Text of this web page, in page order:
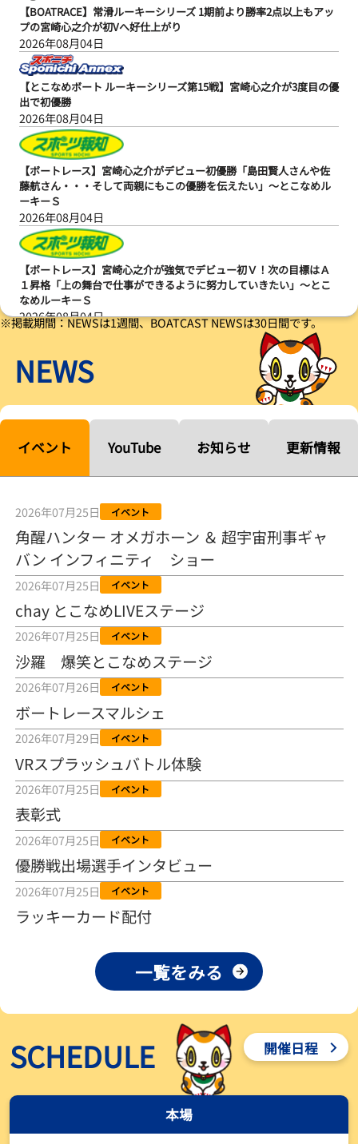
【BOATRACE】常滑ルーキーシリーズ 1期前より勝率2点以上もアッ
プの宮崎心之介が初Vへ好仕上がり
2026年08月04日
【とこなめボート ルーキーシリーズ第15戦】宮崎心之介が3度目の優
出で初優勝
2026年08月04日
【ボートレース】宮崎心之介がデビュー初優勝「島田賢人さんや佐
藤航さん・・・そして両親にもこの優勝を伝えたい」～とこなめル
ーキーＳ
2026年08月04日
【ボートレース】宮崎心之介が強気でデビュー初Ｖ！次の目標はＡ
１昇格「上の舞台で仕事ができるように努力していきたい」～とこ
なめルーキーＳ
2026年08月04日
【ルーキーシリーズ第15戦】塚越海斗「伸びを生かす方向で」4カド
から攻める／とこなめボートレース
【常滑ボート・ルーキーＳ】宮崎心之介 うれしいデビュー初優勝
「このままＡ１になれるように」
2026年08月04日
ド！／常滑ボート
2026年08月04日
【ボートレース】「しょっぱいですね」初優勝の宮崎心之介が水神
祭で満面の笑み／常滑 - 日刊スポーツ
2026年08月04日
【ボート】とこなめルーキーＳ 宮崎心之介がデビューから１年９カ
月で初優勝
2026年08月04日
【ボートレース】12R優勝戦のスタート特訓実施 初Ｖ目指す宮崎心
之介の仕上がり上々／常滑 - 日刊スポーツ
2026年08月04日
【とこなめボート ルーキーシリーズ第15戦】荒木颯斗 当地フレッシ
ュルーキーが初Vで恩返しを
2026年08月03日
【とこなめボート】ういちの「好配招き猫」ルーキーシリーズ第15
戦～自分の収支状況も想定してこそ〝本物の予想〟！／ボートレー
ス
2026年08月03日
【ボートレース】荒木颯斗が地元唯一の優出！３号艇でデビュー初
Ｖ狙う「自分の好きな感じになっている」～とこなめルーキーＳ
【ボートレース】訓練中の大けが乗り越えデビューした宮崎心之介
が初Ｖ王手「１枠なら負けないと思います」～とこなめルーキーＳ
2026年08月03日
【常滑ボート・ルーキーＳ】津田陸翔はリング交換で気配一変「初
優勝目指して頑張ります」
【とこなめボート・岩瀬仁紀さんコラム】最後は塚越海斗に注目、
※掲載期間：NEWSは1週間、BOATCAST NEWSは30日間です。
NEWS
イベント YouTube お知らせ 更新情報
2026年07月25日 イベント
角醒ハンター オメガホーン ＆ 超宇宙刑事ギャ
バン インフィニティ ショー
2026年07月25日 イベント
chay とこなめLIVEステージ
2026年07月25日 イベント
沙羅 爆笑とこなめステージ
2026年07月26日 イベント
ボートレースマルシェ
2026年07月29日 イベント
VRスプラッシュバトル体験
2026年07月25日 イベント
表彰式
2026年07月25日 イベント
優勝戦出場選手インタビュー
2026年07月25日 イベント
ラッキーカード配付
一覧をみる
SCHEDULE 開催日程
本場